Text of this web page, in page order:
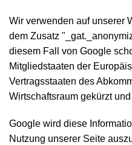
Wir verwenden auf unserer
dem Zusatz
diesem Fall von Google
Mitgliedstaaten der
Vertragsstaaten des
Wirtschaftsraum gekürzt
Google wird diese
Nutzung unserer Seite